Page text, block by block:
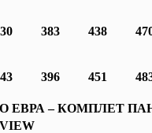
383 438
396 451
ЕВРА –КОМПЛЕТ